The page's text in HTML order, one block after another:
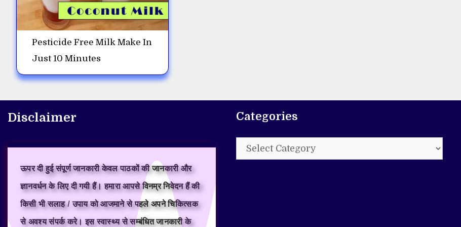
Pesticide Free Milk Make In
Just 10 Minutes
Disclaimer
ऊपर दी हुई संपूर्ण जानकारी केवल पाठकों की जानकारी और
ज्ञानवर्धन के लिए दी गयी हैं। हमारा आपसे विनम्र निवेदन हैं की
किसी भी सलाह / उपाय को आजमाने से पहले अपने चिकित्सक
से अवश्य संपर्क करे। इस स्वास्थ्य से सम्बंधित जानकारी के
Categories
Categories